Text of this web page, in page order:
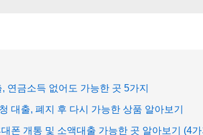
연금소득 없어도 가능한 곳 5가지
대출, 폐지 후 다시 가능한 상품 알아보기
폰 개통 및 소액대출 가능한 곳 알아보기 (4